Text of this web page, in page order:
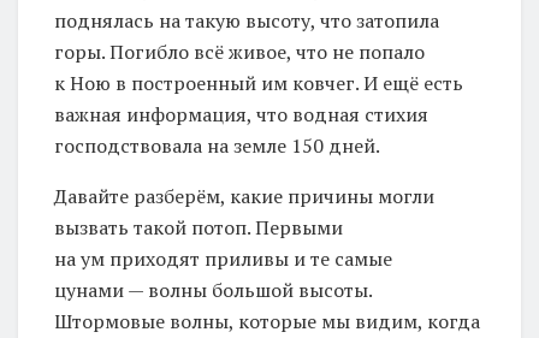
поднялась на такую высоту, что затопила
горы. Погибло всё живое, что не попало
к Ною в построенный им ковчег. И ещё есть
важная информация, что водная стихия
господствовала на земле 150 дней.
Давайте разберём, какие причины могли
вызвать такой потоп. Первыми
на ум приходят приливы и те самые
цунами — волны большой высоты.
Штормовые волны, которые мы видим, когда